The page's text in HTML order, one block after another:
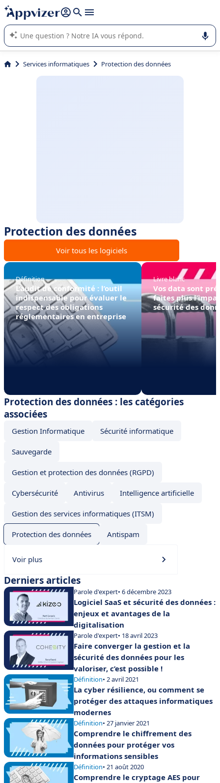
répondre (plusieurs lignes avec
L'IA de Appvizer vous guide dans l'utilisation ou la sélection de
logiciel SaaS en entreprise.
Services informatiques Protection des données
Protection des données
Voir tous les logiciels
Définition
L’audit de conformité : l’outil
indispensable pour évaluer le
respect des obligations
réglementaires en entreprise
Livre blanc
Vos data sont
faites plus
sécurité des
Protection des données : les catégories
associées
Gestion Informatique Sécurité informatique
Sauvegarde
Gestion et protection des données (RGPD)
Cybersécurité Antivirus Intelligence artificielle
Gestion des services informatiques (ITSM)
Protection des données Antispam
Voir plus
Derniers articles
Parole d'expert• 6 décembre 2023
Logiciel SaaS et sécurité des données :
enjeux et avantages de la
digitalisation
Parole d'expert• 18 avril 2023
Faire converger la gestion et la
sécurité des données pour les
valoriser, c’est possible !
Définition• 2 avril 2021
La cyber résilience, ou comment se
protéger des attaques informatiques
modernes
Définition• 27 janvier 2021
Comprendre le chiffrement des
données pour protéger vos
informations sensibles
Définition• 21 août 2020
Comprendre le cryptage AES pour